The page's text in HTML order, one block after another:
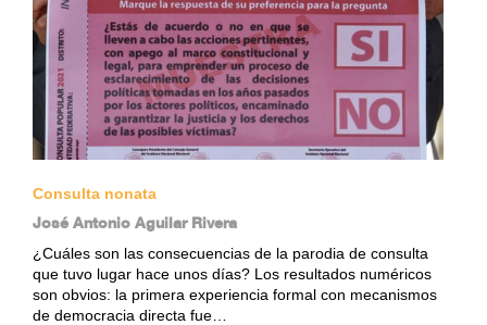
Consulta nonata
José Antonio Aguilar Rivera
¿Cuáles son las consecuencias de la parodia de consulta
que tuvo lugar hace unos días? Los resultados numéricos
son obvios: la primera experiencia formal con mecanismos
de democracia directa fue…